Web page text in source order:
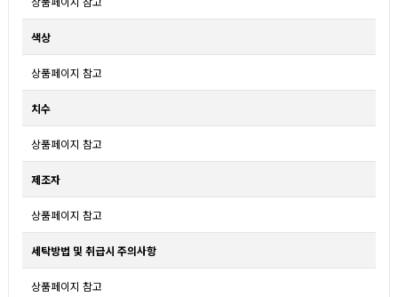
색상
상품페이지 참고
치수
상품페이지 참고
제조자
상품페이지 참고
세탁방법 및 취급시 주의사항
상품페이지 참고